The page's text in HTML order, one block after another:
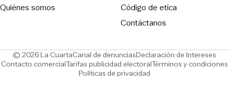
Quiénes somos
Código de eticaOpens in new
Contáctanos
© 2026 La CuartaCanal de denunciasOpens in new window
Declaración de Intereses
Contacto comercialOpens in new window
Tarifas publicidad electoralOpens in new window
Términos y condiciones
Políticas de privacidad